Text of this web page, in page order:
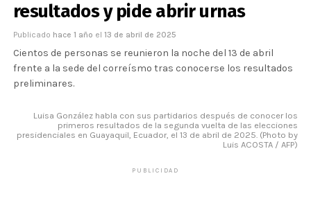
resultados y pide abrir urnas
Publicado hace 1 año el 13 de abril de 2025
Cientos de personas se reunieron la noche del 13 de abril
frente a la sede del correísmo tras conocerse los resultados
preliminares.
Luisa González habla con sus partidarios después de conocer los
primeros resultados de la segunda vuelta de las elecciones
presidenciales en Guayaquil, Ecuador, el 13 de abril de 2025. (Photo by
Luis ACOSTA / AFP)
PUBLICIDAD